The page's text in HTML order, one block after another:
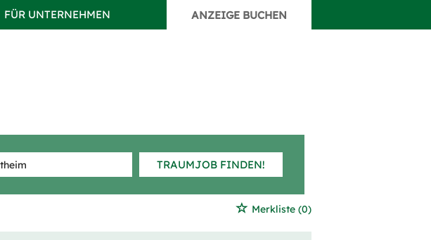
FÜR UNTERNEHMEN ANZEIGE BUCHEN
TRAUMJOB FINDEN!
Merkliste (0)